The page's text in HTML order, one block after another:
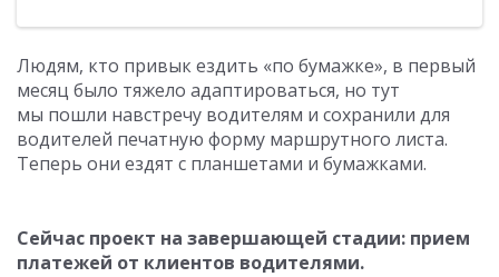
Людям, кто привык ездить «по бумажке», в первый
месяц было тяжело адаптироваться, но тут
мы пошли навстречу водителям и сохранили для
водителей печатную форму маршрутного листа.
Теперь они ездят с планшетами и бумажками.
Сейчас проект на завершающей стадии: прием
платежей от клиентов водителями.